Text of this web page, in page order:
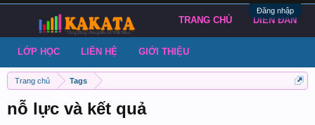
Đăng nhập
Trang chủ Tags
nỗ lực và kết quả
TRANG CHỦ DIỄN ĐÀN
LỚP HỌC LIÊN HỆ GIỚI THIỆU